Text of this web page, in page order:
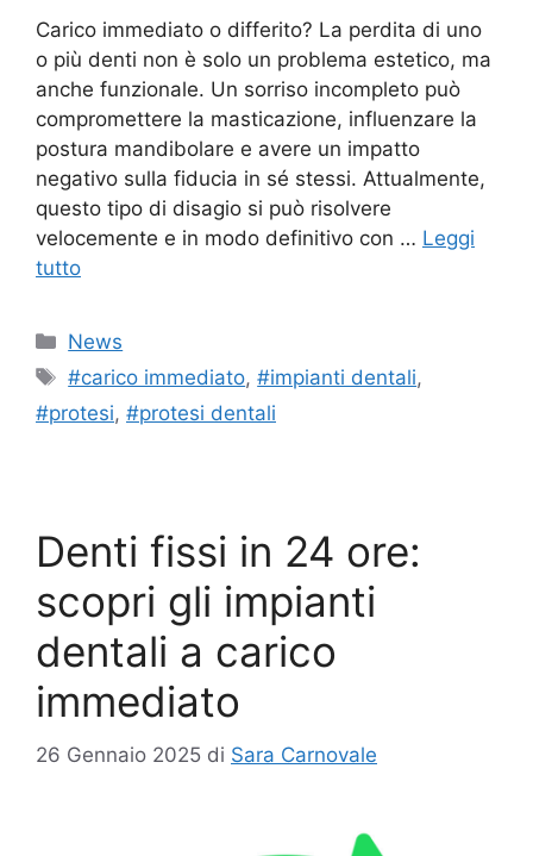
Carico immediato o differito? La perdita di uno
o più denti non è solo un problema estetico, ma
anche funzionale. Un sorriso incompleto può
compromettere la masticazione, influenzare la
postura mandibolare e avere un impatto
negativo sulla fiducia in sé stessi. Attualmente,
questo tipo di disagio si può risolvere
velocemente e in modo definitivo con … Leggi
tutto
Categorie
News
Tag
#carico immediato,#impianti dentali,
#protesi, #protesi dentali
Denti fissi in 24 ore:
scopri gli impianti
dentali a carico
immediato
26 Gennaio 2025 di Sara Carnovale